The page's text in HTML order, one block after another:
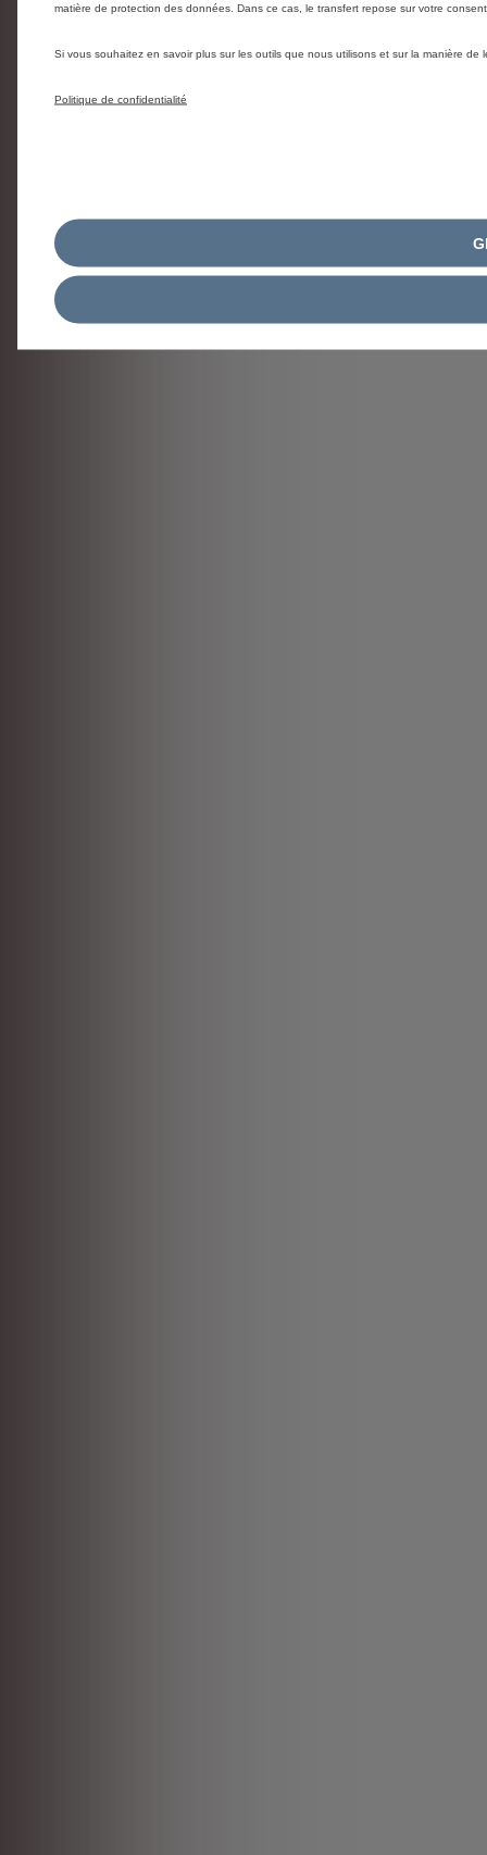
matière de protection des données. Dans ce cas, le transfert repose sur votre
Si vous souhaitez en savoir plus sur les outils que nous utilisons et sur la manière
Politique de confidentialité